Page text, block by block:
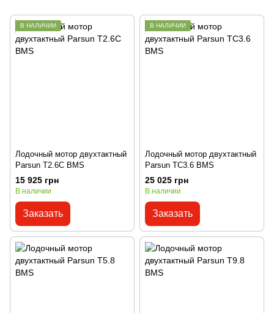
В НАЛИЧИИ
Лодочный мотор двухтактный
Parsun T2.6С BMS
15 925 грн
В наличии
Заказать
В НАЛИЧИИ
Лодочный мотор двухтактный
Parsun TС3.6 BMS
25 025 грн
В наличии
Заказать